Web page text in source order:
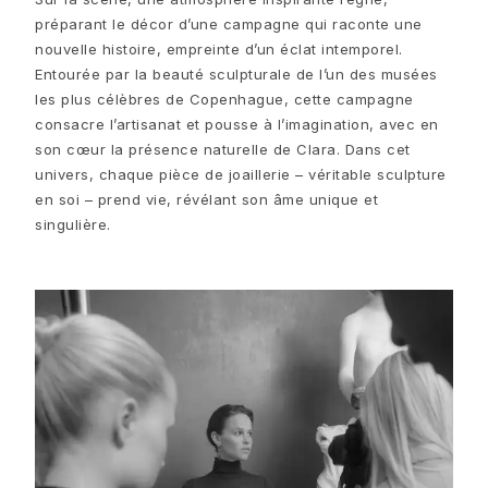
Nature
Forever Love
Love rings
The Ring
Matériel
Or blanc
Or rose
Bagues en or pour hommes
Bagues en or blanc pour hommes
Bracelets en or pour hommes
Colliers en or pour hommes
Broches en or pour hommes
Haute Joaillerie
Build & Combine
préparant le décor d’une campagne qui raconte une
nouvelle histoire, empreinte d’un éclat intemporel.
Entourée par la beauté sculpturale de l’un des musées
les plus célèbres de Copenhague, cette campagne
consacre l’artisanat et pousse à l’imagination, avec en
son cœur la présence naturelle de Clara. Dans cet
univers, chaque pièce de joaillerie – véritable sculpture
en soi – prend vie, révélant son âme unique et
singulière.